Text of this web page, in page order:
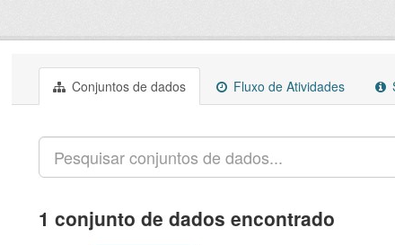
Conjuntos de dados Fluxo de Atividades
1 conjunto de dados encontrado